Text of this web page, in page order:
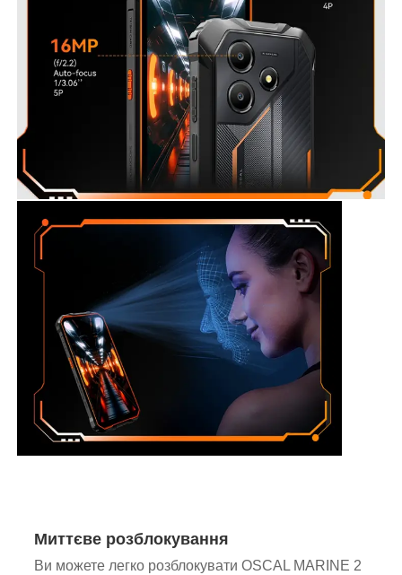
Миттєве розблокування
Ви можете легко розблокувати OSCAL MARINE 2